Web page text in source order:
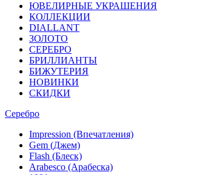
ЮВЕЛИРНЫЕ УКРАШЕНИЯ
КОЛЛЕКЦИИ
DIALLANT
ЗОЛОТО
СЕРЕБРО
БРИЛЛИАНТЫ
БИЖУТЕРИЯ
НОВИНКИ
СКИДКИ
Серебро
Impression (Впечатления)
Gem (Джем)
Flash (Блеск)
Arabesco (Арабеска)